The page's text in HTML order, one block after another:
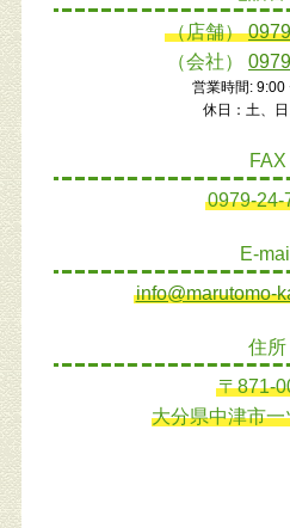
（店舗）
（会社）
営業時間: 9:00
休日：土、
FAX
0979-24-
E-mail
info@marutomo-
住所
〒871-
大分県中津市